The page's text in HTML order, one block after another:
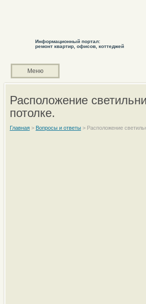
Информационный портал:
ремонт квартир, офисов, коттеджей
Меню
Расположение
потолке.
Главная> Вопросы и ответы> Расположение